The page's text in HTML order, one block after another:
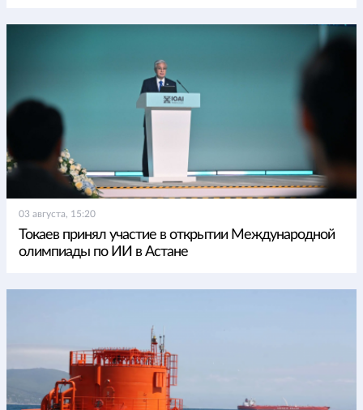
03 августа, 15:20
Токаев принял участие в открытии Международной
олимпиады по ИИ в Астане